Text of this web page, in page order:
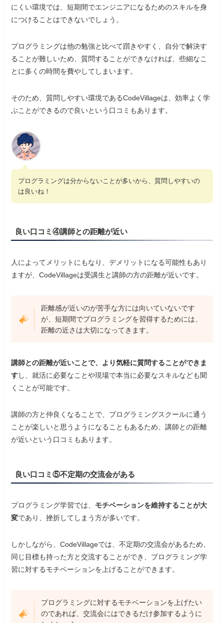
にくい環境では、短期間でエンジニアになるためのスキルを身
につけることはできないでしょう。
プログラミングは他の勉強と比べて躓きやすく、自分で解決す
ることが難しいため、質問することができなければ、些細なこ
とに多くの時間を費やしてしまいます。
そのため、質問しやすい環境であるCodeVillageは、効率よく学
ぶことができるので良いという口コミもあります。
プログラミングは分からないことが多いから、質問しやすいの
は良いね！
良い口コミ④講師との距離が近い
人によってメリットにもなり、デメリットになる可能性もあり
ますが、CodeVillageは受講生と講師の方の距離が近いです。
距離感が近いのが苦手な方には向いていないです
が、短期間でプログラミングを習得するためには、
距離の近さは大切になってきます。
講師との距離が近いことで、より気軽に質問することができま
すし、就活に必要なことや現場で本当に必要なスキルなども聞
くことが可能です。
講師の方と仲良くなることで、プログラミングスクールに通う
ことが楽しいと思うようになることもあるため、講師との距離
が近いという口コミもあります。
良い口コミ⑤不定期の交流会がある
プログラミング学習では、 モチベーションを維持することが大
変であり、挫折してしまう方が多いです。
しかしながら、CodeVillageでは、不定期の交流会があるため、
同じ目標も持った方と交流することができ、プログラミング学
習に対するモチベーションを上げることができます。
プログラミングに対するモチベーションを上げたい
のであれば、交流会にはできるだけ参加するように